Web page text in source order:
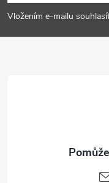
p
a
Vložením e-mailu